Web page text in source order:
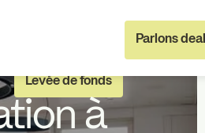
Parlons
Vente d'entreprise et exit
Levée de fonds
à